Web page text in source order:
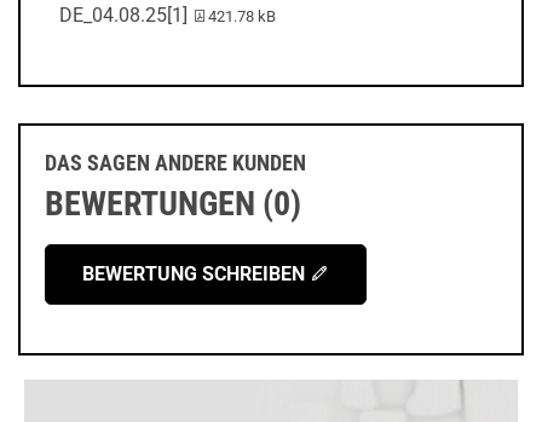
DE_04.08.25[1]
PDF-Datei:
421.78 kB
DAS SAGEN ANDERE KUNDEN
BEWERTUNGEN (0)
BEWERTUNG SCHREIBEN